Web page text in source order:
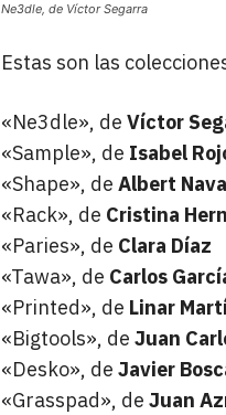
Ne3dle, de Víctor Segarra
Estas son las
«Ne3dle», de Víctor
«Sample», de Isabel
«Shape», de Albert
«Rack», de Cristina
«Paries», de Clara Díaz
«Tawa», de Carlos
«Printed», de Linar
«Bigtools», de Juan
«Desko», de Javier
«Grasspad», de Juan